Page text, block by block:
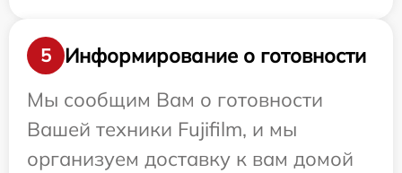
5
Информирование о готовности
Мы сообщим Вам о готовности
Вашей техники Fujifilm, и мы
организуем доставку к вам домой